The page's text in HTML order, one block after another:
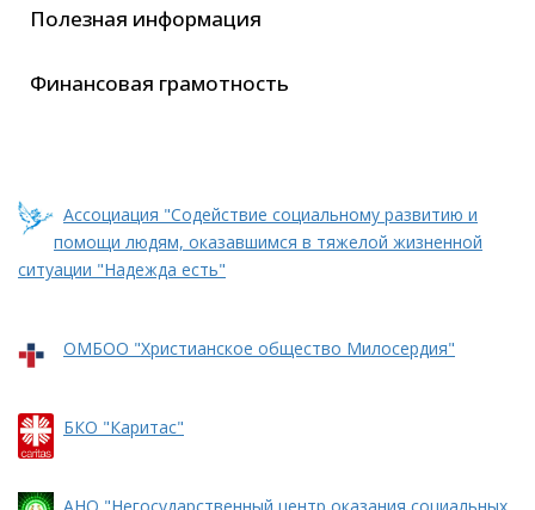
Полезная информация
Финансовая грамотность
Ассоциация "Содействие социальному развитию и
помощи людям, оказавшимся в тяжелой жизненной
ситуации "Надежда есть"
ОМБОО "Христианское общество Милосердия"
БКО "Каритас"